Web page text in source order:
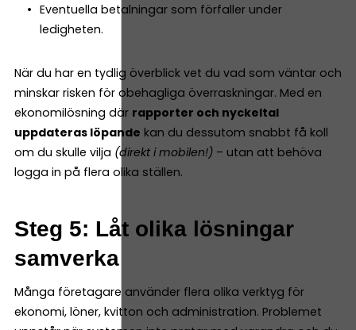
Eventuella betalningar som förfaller under
ledigheten.
När du har en tydlig överblick vet du vad som väntar och
minskar risken för obehagliga överraskningar. Med en
ekonomilösning där rapporter och nyckeltal
uppdateras löpande kan du dessutom snabbt få koll
om du skulle vilja (direkt i mobilen!) – utan att behöva
logga in på flera olika ställen.
Steg 5: Låt olika lösningar
samverka
Många företagare använder flera olika verktyg för
ekonomi, löner, kvitton och administration. Problemet